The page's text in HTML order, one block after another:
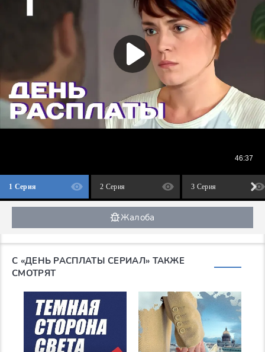
1 Серия 2 Серия 3 Серия
Жалоба
С «ДЕНЬ РАСПЛАТЫ СЕРИАЛ» ТАКЖЕ
СМОТРЯТ